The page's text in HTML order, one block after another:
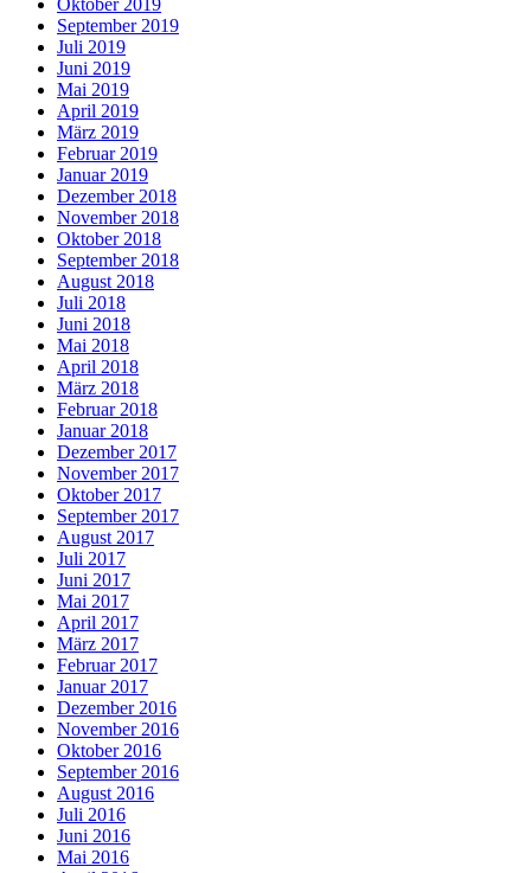
September 2019
Juli 2019
Juni 2019
Mai 2019
April 2019
März 2019
Februar 2019
Januar 2019
Dezember 2018
November 2018
Oktober 2018
September 2018
August 2018
Juli 2018
Juni 2018
Mai 2018
April 2018
März 2018
Februar 2018
Januar 2018
Dezember 2017
November 2017
Oktober 2017
September 2017
August 2017
Juli 2017
Juni 2017
Mai 2017
April 2017
März 2017
Februar 2017
Januar 2017
Dezember 2016
November 2016
Oktober 2016
September 2016
August 2016
Juli 2016
Juni 2016
Mai 2016